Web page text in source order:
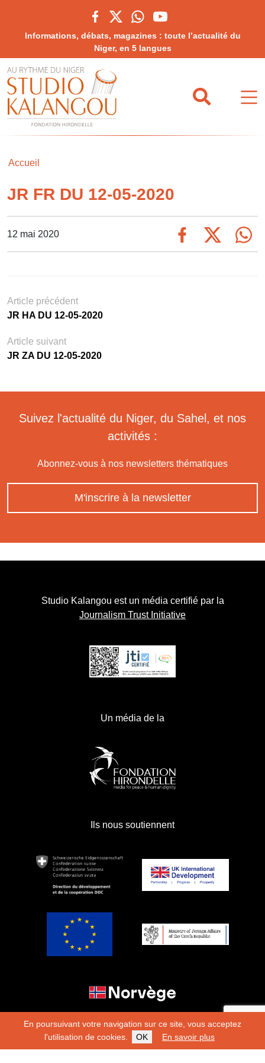
En poursuivant votre navigation sur ce site, vous acceptez
l'utilisation de cookies.
OK En savoir plus
Informations, débats, magazines : toute l’actualité du
Niger, en 5 langues
Accueil
JR FR DU 12-05-2020
12 mai 2020
Article précédent
JR HA DU 12-05-2020
Article suivant
JR ZA DU 12-05-2020
Suivez l'actualité du Niger, du Sahel, et nos
activités :
Abonnez-vous à nos newsletters thématiques
M'inscrire à la newsletter
Studio Kalangou est un média certifié par la
Journalism Trust Initiative
Un média de la
Ils nous soutiennent